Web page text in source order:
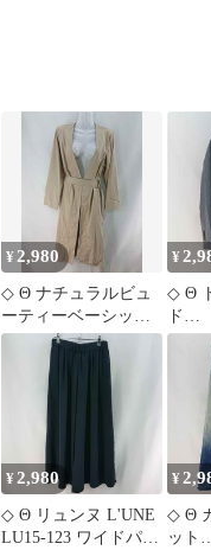
¥ 2,980
◇ Θ ナチュラルビュ
ーティーベーシック
ベルト付き ロングガ
ウンコート ベージュ
系 Lサイズ レディー
【1606110083781】
¥
◇ Θ
ド
プジ
系
【
¥2,980
◇ Θ リュンヌ L'UNE
LU15-123 ワイドパン
¥
◇ Θ
ット